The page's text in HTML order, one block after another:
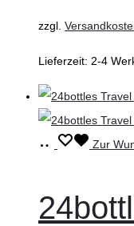
zzgl.
Lieferzeit: 2-4
Weiterlesen
Zur